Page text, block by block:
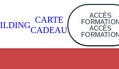
CARTE
CADEAU
ACCÈS
FORMATION
ACCÈS
FORMATION